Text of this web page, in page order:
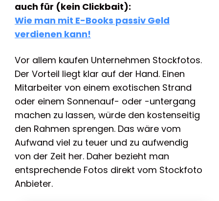
auch für (kein Clickbait):
Wie man mit E-Books passiv Geld
verdienen kann!
Vor allem kaufen Unternehmen Stockfotos.
Der Vorteil liegt klar auf der Hand. Einen
Mitarbeiter von einem exotischen Strand
oder einem Sonnenauf- oder -untergang
machen zu lassen, würde den kostenseitig
den Rahmen sprengen. Das wäre vom
Aufwand viel zu teuer und zu aufwendig
von der Zeit her. Daher bezieht man
entsprechende Fotos direkt vom Stockfoto
Anbieter.